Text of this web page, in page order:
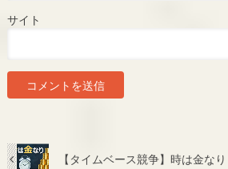
サイト
【タイムベース競争】時は金なり